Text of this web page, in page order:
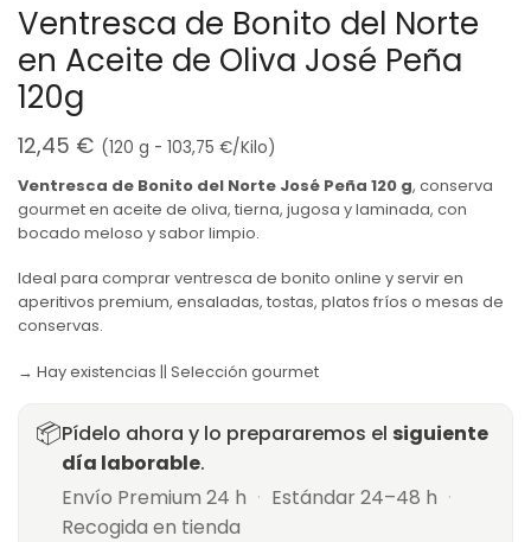
Ventresca de Bonito del Norte
en Aceite de Oliva José Peña
120g
12,45 € (120 g - 103,75 €/Kilo)
Ventresca de Bonito del Norte José Peña 120 g, conserva
gourmet en aceite de oliva, tierna, jugosa y laminada, con
bocado meloso y sabor limpio.
Ideal para comprar ventresca de bonito online y servir en
aperitivos premium, ensaladas, tostas, platos fríos o mesas de
conservas.
→ Hay existencias || Selección gourmet
📦Pídelo ahora y lo prepararemos el siguiente
día laborable.
Envío Premium 24 h · Estándar 24–48 h ·
Recogida en tienda